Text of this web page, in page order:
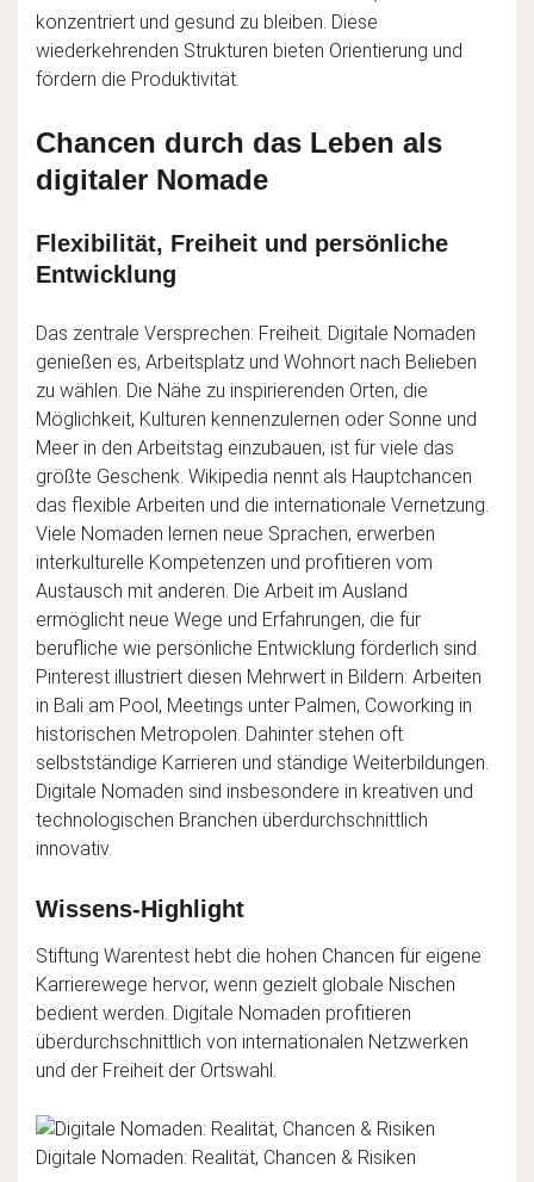
konzentriert und gesund zu bleiben. Diese
wiederkehrenden Strukturen bieten Orientierung und
fördern die Produktivität.
Chancen durch das Leben als
digitaler Nomade
Flexibilität, Freiheit und persönliche
Entwicklung
Das zentrale Versprechen: Freiheit. Digitale Nomaden
genießen es, Arbeitsplatz und Wohnort nach Belieben
zu wählen. Die Nähe zu inspirierenden Orten, die
Möglichkeit, Kulturen kennenzulernen oder Sonne und
Meer in den Arbeitstag einzubauen, ist für viele das
größte Geschenk. Wikipedia nennt als Hauptchancen
das flexible Arbeiten und die internationale Vernetzung.
Viele Nomaden lernen neue Sprachen, erwerben
interkulturelle Kompetenzen und profitieren vom
Austausch mit anderen. Die Arbeit im Ausland
ermöglicht neue Wege und Erfahrungen, die für
berufliche wie persönliche Entwicklung förderlich sind.
Pinterest illustriert diesen Mehrwert in Bildern: Arbeiten
in Bali am Pool, Meetings unter Palmen, Coworking in
historischen Metropolen. Dahinter stehen oft
selbstständige Karrieren und ständige Weiterbildungen.
Digitale Nomaden sind insbesondere in kreativen und
technologischen Branchen überdurchschnittlich
innovativ.
Wissens-Highlight
Stiftung Warentest hebt die hohen Chancen für eigene
Karrierewege hervor, wenn gezielt globale Nischen
bedient werden. Digitale Nomaden profitieren
überdurchschnittlich von internationalen Netzwerken
und der Freiheit der Ortswahl.
Digitale Nomaden: Realität, Chancen & Risiken